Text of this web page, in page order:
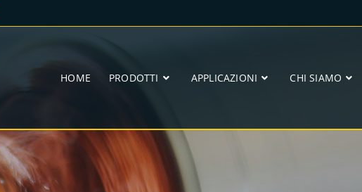
HOME PRODOTTI APPLICAZIONI CHI SIAMO